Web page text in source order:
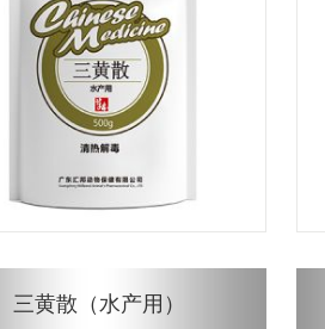
三黄散（水产用）